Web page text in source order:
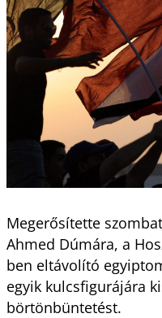
Megerősítette
Ahmed Dúmára, a
ben eltávolító
egyik kulcsfigurájára
börtönbüntetést.